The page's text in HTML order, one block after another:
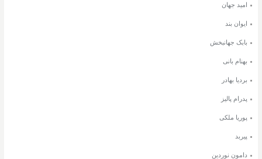
امید جهان
ایوان بند
بابک جهانبخش
بهنام بانی
بردیا بهادر
پدرام پالیز
پوریا ملکی
پیربد
دامون نوردین